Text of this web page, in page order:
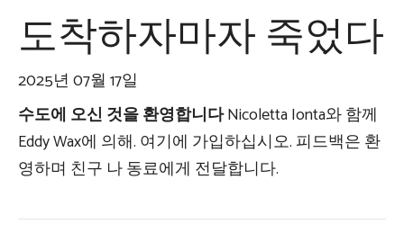
도착하자마자 죽었다
2025년 07월 17일
수도에 오신 것을 환영합니다Nicoletta Ionta와 함께
Eddy Wax에 의해. 여기에 가입하십시오. 피드백은 환
영하며 친구 나 동료에게 전달합니다.